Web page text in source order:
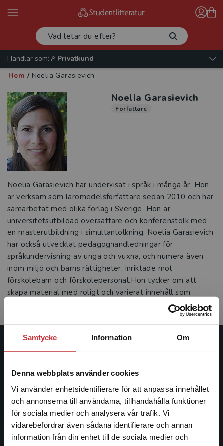
Samtycke Information Om
Denna webbplats använder cookies
Vi använder enhetsidentifierare för att anpassa innehållet
och annonserna till användarna, tillhandahålla funktioner
för sociala medier och analysera vår trafik. Vi
vidarebefordrar även sådana identifierare och annan
information från din enhet till de sociala medier och
Begränsad fraktregion
Handlar som:
Privatkund
Hem / Noelia Garasievich
Noelia Garasievich
Författare
Noelia Garasievich har undervisat i språk i många år. Hon
är verksam som läromedelsförfattare sedan 2010 och har
samarbetat med olika förlag i Sverige. Hon är
universitetsutbildad översättare och konferenstolk med
en masterutbildning i simultantolkning. Noelia Garasievich
har också utvecklat pedagoghandledningar för
språkundervisning av unga och vuxna, och numera även
inom miljö och barns rättigheter, inriktade mot
förskolebarn och förskolepersonal.Hon tycker om att
skapa material med roligt och varierat innehåll som
Studentlitteratur
Studentlitteratur grundades 1963 och är idag Sveriges
ledande utbildningsförlag. Med läromedel, kurslitteratur,
facklitteratur, utbildningar och digitala
informationstjänster i utbudet, finns Studentlitteratur med
längs hela kunskapsresan.